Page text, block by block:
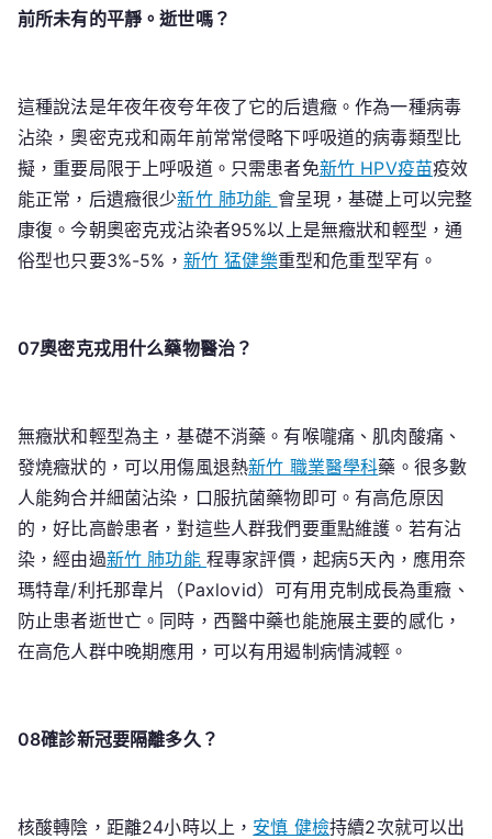
前所未有的平靜。逝世嗎？
這種說法是年夜年夜夸年夜了它的后遺癥。作為一種病毒
沾染，奧密克戎和兩年前常常侵略下呼吸道的病毒類型比
擬，重要局限于上呼吸道。只需患者免新竹 HPV疫苗疫效
能正常，后遺癥很少新竹 肺功能 會呈現，基礎上可以完整
康復。今朝奧密克戎沾染者95%以上是無癥狀和輕型，通
俗型也只要3%-5%， 新竹 猛健樂重型和危重型罕有。
07奧密克戎用什么藥物醫治？
無癥狀和輕型為主，基礎不消藥。有喉嚨痛、肌肉酸痛、
發燒癥狀的，可以用傷風退熱新竹 職業醫學科藥。很多數
人能夠合并細菌沾染，口服抗菌藥物即可。有高危原因
的，好比高齡患者，對這些人群我們要重點維護。若有沾
染，經由過新竹 肺功能 程專家評價，起病5天內，應用奈
瑪特韋/利托那韋片（Paxlovid）可有用克制成長為重癥、
防止患者逝世亡。同時，西醫中藥也能施展主要的感化，
在高危人群中晚期應用，可以有用遏制病情減輕。
08確診新冠要隔離多久？
核酸轉陰，距離24小時以上， 安慎 健檢持續2次就可以出